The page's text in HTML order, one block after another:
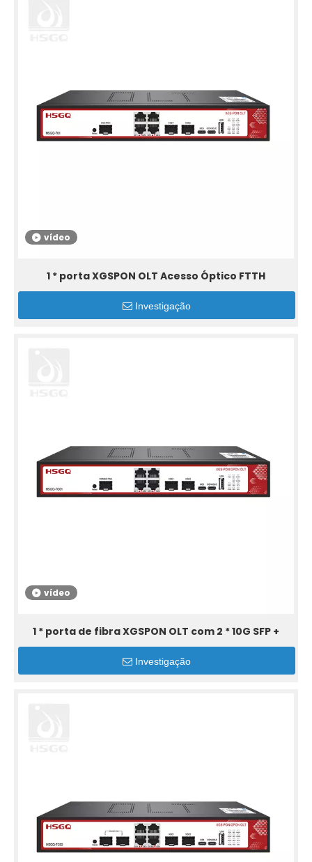
vídeo
1 * porta XGSPON OLT Acesso Óptico FTTH
Investigação
vídeo
1 * porta de fibra XGSPON OLT com 2 * 10G SFP +
Investigação